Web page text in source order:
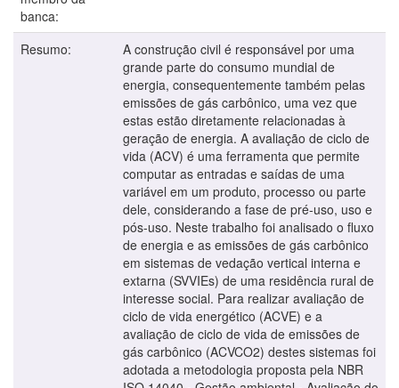
banca:
Resumo:
A construção civil é responsável por uma
grande parte do consumo mundial de
energia, consequentemente também pelas
emissões de gás carbônico, uma vez que
estas estão diretamente relacionadas à
geração de energia. A avaliação de ciclo de
vida (ACV) é uma ferramenta que permite
computar as entradas e saídas de uma
variável em um produto, processo ou parte
dele, considerando a fase de pré-uso, uso e
pós-uso. Neste trabalho foi analisado o fluxo
de energia e as emissões de gás carbônico
em sistemas de vedação vertical interna e
extarna (SVVIEs) de uma residência rural de
interesse social. Para realizar avaliação de
ciclo de vida energético (ACVE) e a
avaliação de ciclo de vida de emissões de
gás carbônico (ACVCO2) destes sistemas foi
adotada a metodologia proposta pela NBR